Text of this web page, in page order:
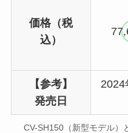
価格（税
込）
【参考】
発売日
2024
CV-SH150（新型モデル）